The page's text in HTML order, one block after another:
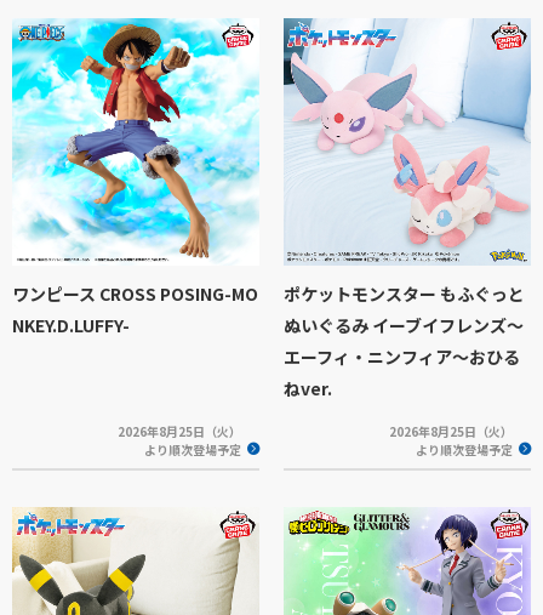
ワンピース CROSS POSING-MO
NKEY.D.LUFFY-
2026年8月25日（火）
より順次登場予定
ポケットモンスター もふぐっと
ぬいぐるみ イーブイフレンズ～
エーフィ・ニンフィア～おひる
ねver.
2026年8月25日（火）
より順次登場予定